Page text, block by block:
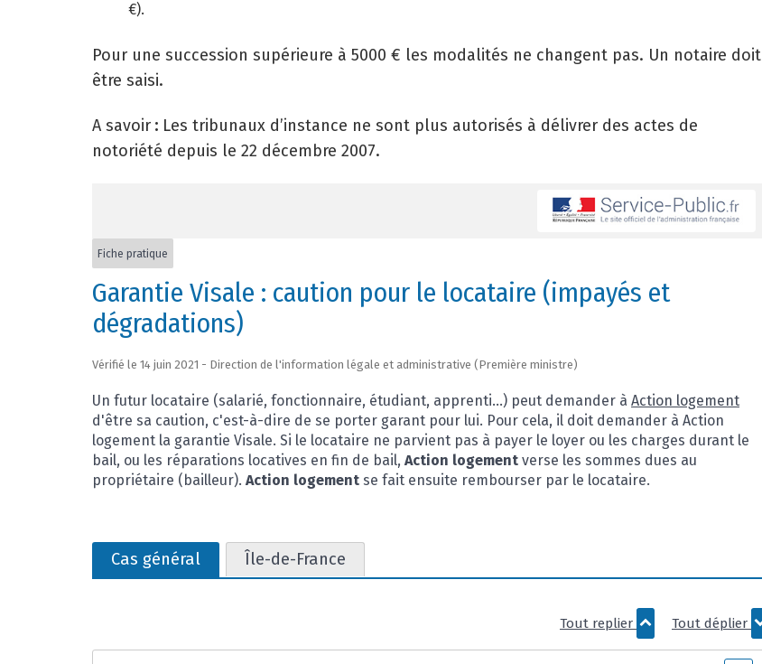
€).
Pour une succession supérieure à 5000 € les modalités ne changent pas. Un notaire doit
être saisi.
A savoir : Les tribunaux d’instance ne sont plus autorisés à délivrer des actes de
notoriété depuis le 22 décembre 2007.
Fiche pratique
Garantie Visale : caution pour le locataire (impayés et
dégradations)
Vérifié le 14 juin 2021 - Direction de l'information légale et administrative (Première ministre)
Un futur locataire (salarié, fonctionnaire, étudiant, apprenti...) peut demander à Action logement
d'être sa caution, c'est-à-dire de se porter garant pour lui. Pour cela, il doit demander à Action
logement la garantie Visale. Si le locataire ne parvient pas à payer le loyer ou les charges durant le
bail, ou les réparations locatives en fin de bail, Action logement verse les sommes dues au
propriétaire (bailleur). Action logement se fait ensuite rembourser par le locataire.
Cas général Île-de-France
Tout replier Tout déplier